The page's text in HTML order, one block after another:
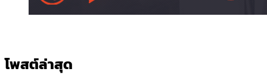
โพสต์ล่าสุด